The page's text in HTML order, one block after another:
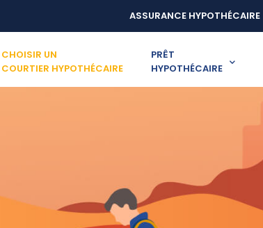
ASSURANCE HYPOTHÉCAIRE
CHOISIR UN
COURTIER HYPOTHÉCAIRE
PRÊT
HYPOTHÉCAIRE